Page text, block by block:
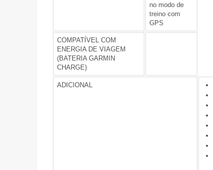
no modo de
treino com
GPS
COMPATÍVEL COM
ENERGIA DE VIAGEM
(BATERIA GARMIN
CHARGE)
ADICIONAL